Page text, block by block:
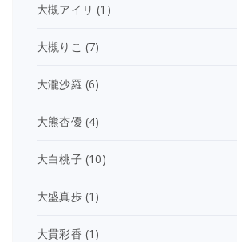
大槻アイリ (1)
大槻りこ (7)
大瀧沙羅 (6)
大熊杏優(4)
大白桃子(10)
大盛真歩(1)
大貫彩香 (1)